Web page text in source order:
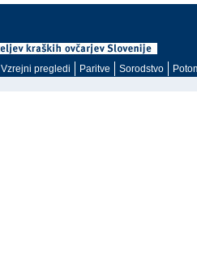
Vzrejni pregledi Paritve Sorodstvo